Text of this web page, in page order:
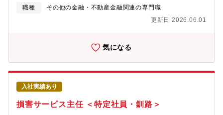
を発揮しながらお客様に安心と安全をお届けする」という高品質
す。【雇用形態】正社員：定年63歳 ※再雇用有（65歳まで）
職種
その他の金融・不動産金融関連の専門職
更新日 2026.06.01
気になる
入社実績あり
損害サービス主任 ＜特定社員・釧路＞